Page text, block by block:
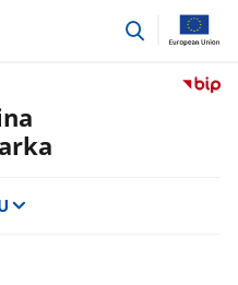
przejdź
Przejdź